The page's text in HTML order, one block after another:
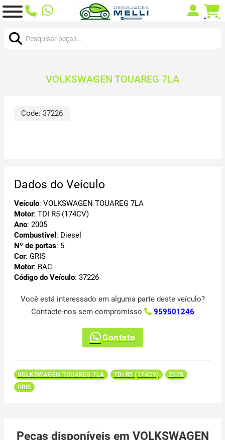
VOLKSWAGEN TOUAREG 7LA
Code: 37226
Dados do Veículo
Veículo: VOLKSWAGEN TOUAREG 7LA
Motor: TDI R5 (174CV)
Ano: 2005
Combustível : Diesel
Nº de portas: 5
Cor: GRIS
Motor: BAC
Código do Veículo: 37226
Você está interessado em alguma parte deste veículo?
Contacte-nos sem compromisso
959501246
Contato
VOLKSWAGEN TOUAREG 7LA TDI R5 (174CV)
2005
GRIS
Peças disponíveis em VOLKSWAGEN